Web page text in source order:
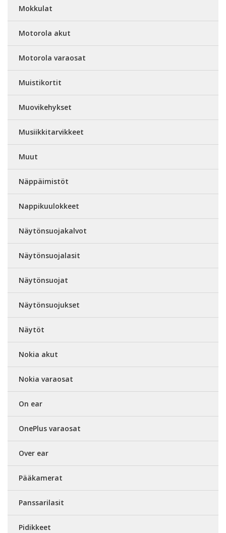
Mokkulat
Motorola akut
Motorola varaosat
Muistikortit
Muovikehykset
Musiikkitarvikkeet
Muut
Näppäimistöt
Nappikuulokkeet
Näytönsuojakalvot
Näytönsuojalasit
Näytönsuojat
Näytönsuojukset
Näytöt
Nokia akut
Nokia varaosat
On ear
OnePlus varaosat
Over ear
Pääkamerat
Panssarilasit
Pidikkeet